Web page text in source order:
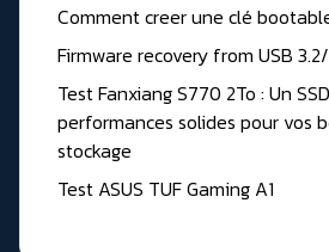
Comment creer une clé
Firmware recovery from USB
Test Fanxiang S770 2To : Un
performances solides pour vos
stockage
Test ASUS TUF Gaming A1